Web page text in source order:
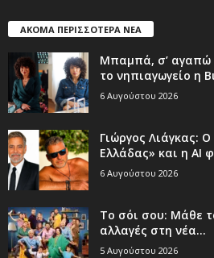
ΑΚΟΜΑ ΠΕΡΙΣΣΟΤΕΡΑ ΝΕΑ
Μπαμπά, σ’ αγαπώ
το νηπιαγωγείο η
6 Αυγούστου 2026
Γιώργος Λιάγκας:
Ελλάδας» και η AI
6 Αυγούστου 2026
Το σόι σου: Μάθε
αλλαγές στη νέα...
5 Αυγούστου 2026